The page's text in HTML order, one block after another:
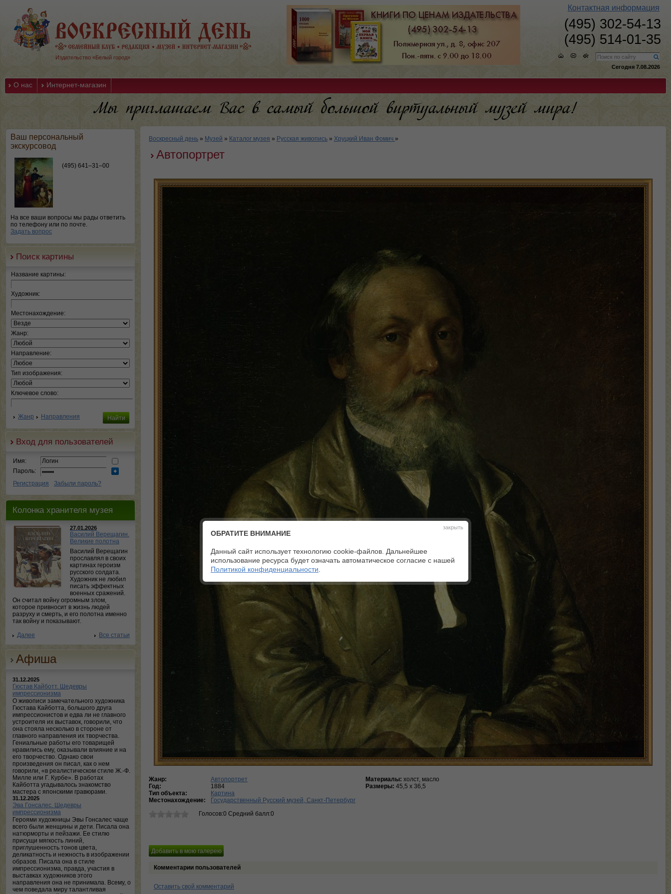
Издательство «Белый город»
Контактная информация
(495) 302-54-13
(495) 514-01-35
Сегодня 7.08.2026
О нас Интернет-магазин
Ваш персональный
экскурсовод
(495) 641–31–00
На все ваши вопросы мы рады ответить
по телефону или по почте.
Задать вопрос
Поиск картины
Название картины:
Художник:
Местонахождение:
Жанр:
Направление:
Тип изображения:
Ключевое слово:
Жанр Направления
Вход для пользователей
Имя:
Пароль:
Регистрация
Забыли пароль?
Колонка хранителя музея
27.01.2026
Василий Верещагин.
Великие полотна
Василий Верещагин
прославлял в своих
картинах героизм
русского солдата.
Художник не любил
писать эффектных
военных сражений.
Он считал войну огромным злом,
которое привносит в жизнь людей
разруху и смерть, и его полотна именно
так войну и показывают.
Далее
Все статьи
Афиша
31.12.2025
Гюстав Кайботт. Шедевры
импрессионизма
О живописи замечательного художника
Гюстава Кайботта, большого друга
импрессионистов и едва ли не главного
устроителя их выставок, говорили, что
она стояла несколько в стороне от
главного направления их творчества.
Гениальные работы его товарищей
нравились ему, оказывали влияние и на
его творчество. Однако свои
произведения он писал, как о нем
говорили, «в реалистическом стиле Ж.-Ф.
Милле или Г. Курбе». В работах
Кайботта угадывалось знакомство
мастера с японскими гравюрами.
31.12.2025
Эва Гонсалес. Шедевры
импрессионизма
Героями художницы Эвы Гонсалес чаще
всего были женщины и дети. Писала она
натюрморты и пейзажи. Ее стилю
присущи мягкость линий,
приглушенность тонов цвета,
деликатность и нежность в изображении
образов. Писала она в стиле
импрессионизма, правда, участия в
выставках художников этого
направления она не принимала. Всему, о
чем поведала миру талантливая
Воскресный день » Музей » Каталог музея » Русская живопись » Хруцкий Иван Фомич »
Автопортрет
Жанр:
Автопортрет
Год:
1884
Тип объекта:
Картина
Местонахождение:
Государственный Русский музей, Санкт-Петербург
Голосов:0 Средний балл:0
Материалы: холст, масло
Размеры: 45,5 х 36,5
Комментарии пользователей
Оставить свой комментарий
закрыть
ОБРАТИТЕ ВНИМАНИЕ
Данный сайт использует технологию cookie-файлов. Дальнейшее
использование ресурса будет означать автоматическое согласие с нашей
Политикой конфиденциальности